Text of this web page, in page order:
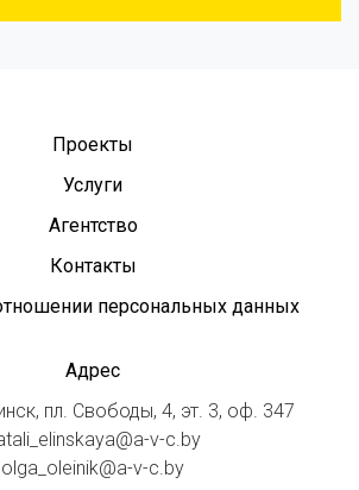
Проекты
Услуги
Агентство
Контакты
персональных данных
Адрес
пл. Свободы, 4, эт. 3, оф. 347
v-c.by
olga_oleinik@a-v-c.by